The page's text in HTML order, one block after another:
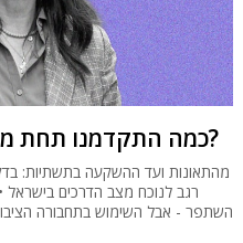
כמה התקדמנו תחת מירי רגב במשרד התחבורה?
מהתאונות ועד ההשקעה בתשתיות:
רגב לנוכח מצב הדרכים בישראל
השתפר - אבל השימוש בתחבורה